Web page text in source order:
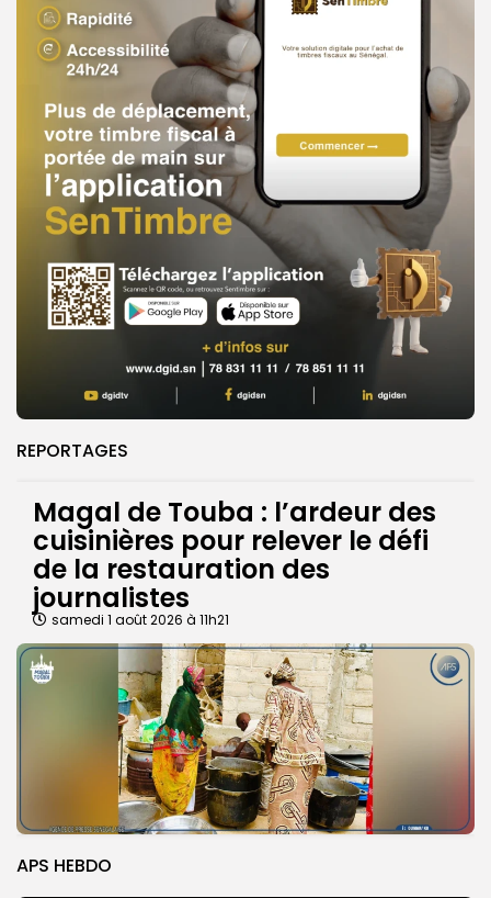
REPORTAGES
Magal de Touba : l’ardeur des
cuisinières pour relever le défi
de la restauration des
journalistes
samedi 1 août 2026 à 11h21
APS HEBDO